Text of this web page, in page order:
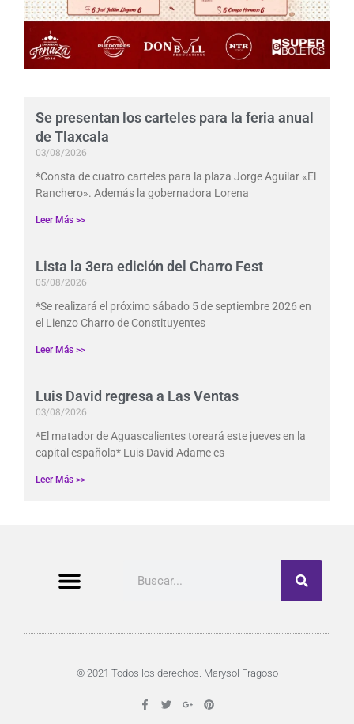
Se presentan los carteles para la feria anual
de Tlaxcala
03/08/2026
*Consta de cuatro carteles para la plaza Jorge Aguilar «El
Ranchero». Además la gobernadora Lorena
Leer Más >>
Lista la 3era edición del Charro Fest
05/08/2026
*Se realizará el próximo sábado 5 de septiembre 2026 en
el Lienzo Charro de Constituyentes
Leer Más >>
Luis David regresa a Las Ventas
03/08/2026
*El matador de Aguascalientes toreará este jueves en la
capital española* Luis David Adame es
Leer Más >>
© 2021 Todos los derechos. Marysol Fragoso
F
a
T
w
G
o
P
i